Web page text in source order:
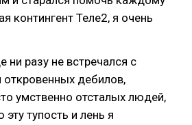
контингент Теле2, я очень
ни разу не встречался с
дебилов,
умственно отсталых людей,
тупость и лень я